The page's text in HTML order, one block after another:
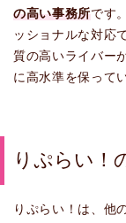
の高い事務所です
ッショナルな対応
質の高いライバー
に高水準を保って
りぷらい！
りぷらい！は、他